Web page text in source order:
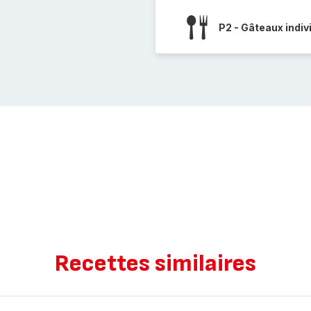
P2 - Gâteaux
Recettes similaires